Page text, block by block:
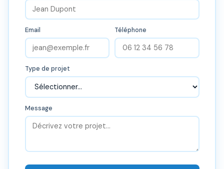
Email Téléphone
Type de projet
Message